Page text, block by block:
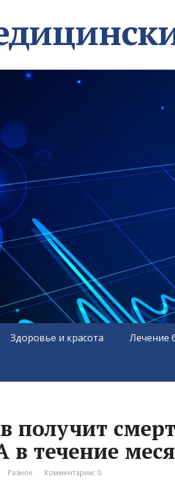
Здоровье и красота Лечение
получит
течение
Разное Комментарии: 0